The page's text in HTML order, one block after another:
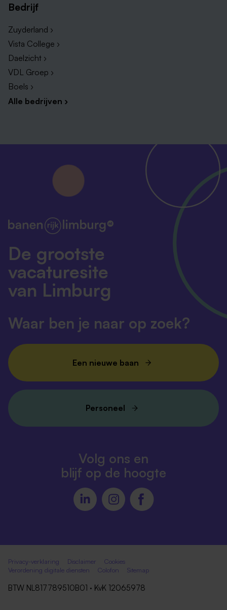
Bedrijf
Zuyderland ›
Vista College ›
Daelzicht ›
VDL Groep ›
Boels ›
Alle bedrijven ›
De grootste
vacaturesite
van Limburg
Waar ben je naar op zoek?
Een nieuwe baan
Personeel
Volg ons en
blijf op de hoogte
Privacy-verklaring Disclaimer
Cookies
Verordening digitale diensten
Colofon Sitemap
BTW NL817789510B01 · KvK 12065978